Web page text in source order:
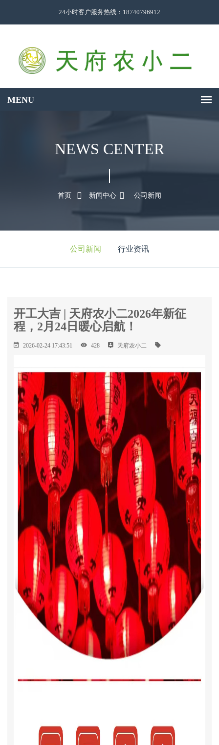
24小时客户服务热线：18740796912
NEWS CENTER
首页 新闻中心 公司新闻
公司新闻 行业资讯
开工大吉 | 天府农小二2026年新征
程，2月24日暖心启航！
2026-02-24 17:43:51 428 天府农小二